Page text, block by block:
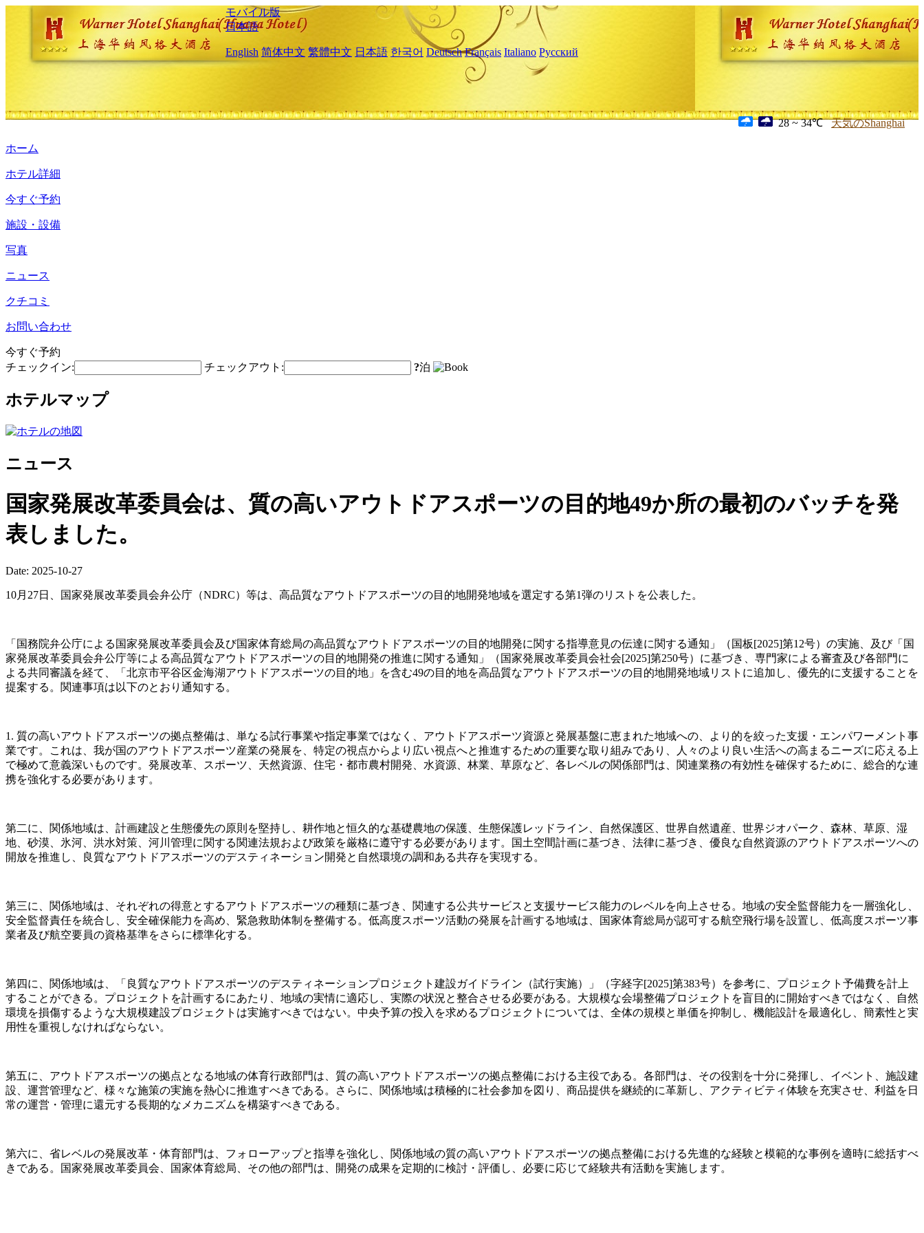
モバイル版
日本語
English 简体中文 繁體中文 日本語 한국어 Deutsch Français Italiano Русский
28 ~ 34℃ 天気のShanghai
ホーム
ホテル詳細
今すぐ予約
施設・設備
写真
ニュース
クチコミ
お問い合わせ
今すぐ予約
チェックイン:
チェックアウト: ?泊
ホテルマップ
ニュース
国家発展改革委員会は、質の高いアウトドアスポーツの目的地49か所の最初のバッチを発
表しました。
Date: 2025-10-27
10月27日、国家発展改革委員会弁公庁（NDRC）等は、高品質なアウトドアスポーツの目的地開発地域を選定する第1弾のリストを公表した。
「国務院弁公庁による国家発展改革委員会及び国家体育総局の高品質なアウトドアスポーツの目的地開発に関する指導意見の伝達に関する通知」（国板[2025]第12号）の実施、及び「国
家発展改革委員会弁公庁等による高品質なアウトドアスポーツの目的地開発の推進に関する通知」（国家発展改革委員会社会[2025]第250号）に基づき、専門家による審査及び各部門に
よる共同審議を経て、「北京市平谷区金海湖アウトドアスポーツの目的地」を含む49の目的地を高品質なアウトドアスポーツの目的地開発地域リストに追加し、優先的に支援することを
提案する。関連事項は以下のとおり通知する。
1. 質の高いアウトドアスポーツの拠点整備は、単なる試行事業や指定事業ではなく、アウトドアスポーツ資源と発展基盤に恵まれた地域への、より的を絞った支援・エンパワーメント事
業です。これは、我が国のアウトドアスポーツ産業の発展を、特定の視点からより広い視点へと推進するための重要な取り組みであり、人々のより良い生活への高まるニーズに応える上
で極めて意義深いものです。発展改革、スポーツ、天然資源、住宅・都市農村開発、水資源、林業、草原など、各レベルの関係部門は、関連業務の有効性を確保するために、総合的な連
携を強化する必要があります。
第二に、関係地域は、計画建設と生態優先の原則を堅持し、耕作地と恒久的な基礎農地の保護、生態保護レッドライン、自然保護区、世界自然遺産、世界ジオパーク、森林、草原、湿
地、砂漠、氷河、洪水対策、河川管理に関する関連法規および政策を厳格に遵守する必要があります。国土空間計画に基づき、法律に基づき、優良な自然資源のアウトドアスポーツへの
開放を推進し、良質なアウトドアスポーツのデスティネーション開発と自然環境の調和ある共存を実現する。
第三に、関係地域は、それぞれの得意とするアウトドアスポーツの種類に基づき、関連する公共サービスと支援サービス能力のレベルを向上させる。地域の安全監督能力を一層強化し、
安全監督責任を統合し、安全確保能力を高め、緊急救助体制を整備する。低高度スポーツ活動の発展を計画する地域は、国家体育総局が認可する航空飛行場を設置し、低高度スポーツ事
業者及び航空要員の資格基準をさらに標準化する。
第四に、関係地域は、「良質なアウトドアスポーツのデスティネーションプロジェクト建設ガイドライン（試行実施）」（字経字[2025]第383号）を参考に、プロジェクト予備費を計上
することができる。プロジェクトを計画するにあたり、地域の実情に適応し、実際の状況と整合させる必要がある。大規模な会場整備プロジェクトを盲目的に開始すべきではなく、自然
環境を損傷するような大規模建設プロジェクトは実施すべきではない。中央予算の投入を求めるプロジェクトについては、全体の規模と単価を抑制し、機能設計を最適化し、簡素性と実
用性を重視しなければならない。
第五に、アウトドアスポーツの拠点となる地域の体育行政部門は、質の高いアウトドアスポーツの拠点整備における主役である。各部門は、その役割を十分に発揮し、イベント、施設建
設、運営管理など、様々な施策の実施を熱心に推進すべきである。さらに、関係地域は積極的に社会参加を図り、商品提供を継続的に革新し、アクティビティ体験を充実させ、利益を日
常の運営・管理に還元する長期的なメカニズムを構築すべきである。
第六に、省レベルの発展改革・体育部門は、フォローアップと指導を強化し、関係地域の質の高いアウトドアスポーツの拠点整備における先進的な経験と模範的な事例を適時に総括すべ
きである。国家発展改革委員会、国家体育総局、その他の部門は、開発の成果を定期的に検討・評価し、必要に応じて経験共有活動を実施します。